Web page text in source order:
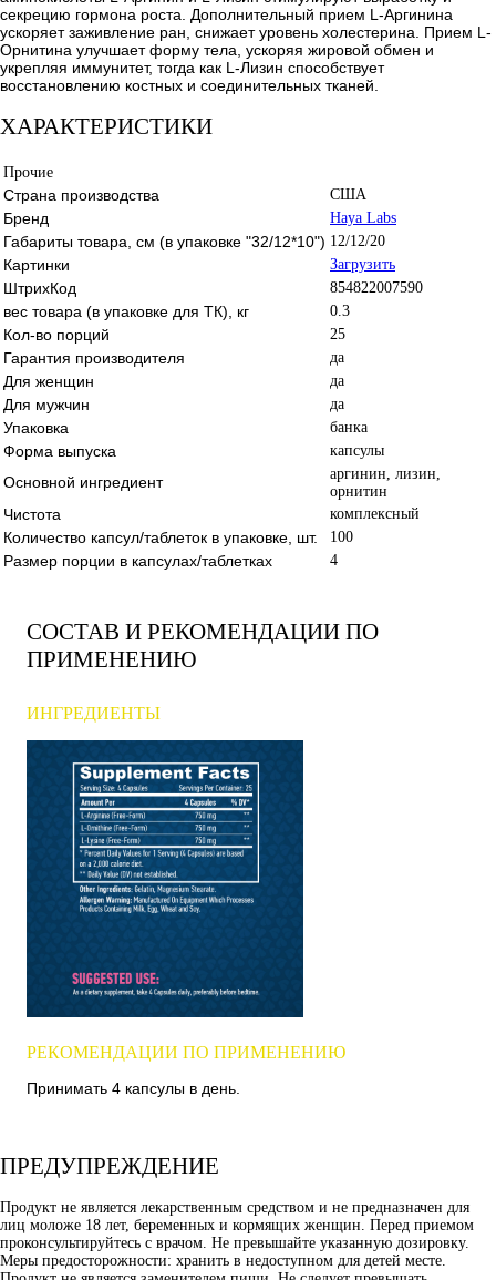
секрецию гормона роста. Дополнительный прием L-Аргинина
ускоряет заживление ран, снижает уровень холестерина. Прием L-
Орнитина улучшает форму тела, ускоряя жировой обмен и
укрепляя иммунитет, тогда как L-Лизин способствует
восстановлению костных и соединительных тканей.
ХАРАКТЕРИСТИКИ
Прочие
Страна производства США
Бренд Haya Labs
Габариты товара, см (в упаковке "32/12*10") 12/12/20
Картинки Загрузить
ШтрихКод 854822007590
вес товара (в упаковке для ТК), кг 0.3
Кол-во порций 25
Гарантия производителя да
Для женщин да
Для мужчин да
Упаковка банка
Форма выпуска капсулы
Основной ингредиент
аргинин, лизин,
орнитин
Чистота комплексный
Количество капсул/таблеток в упаковке, шт. 100
Размер порции в капсулах/таблетках 4
СОСТАВ И РЕКОМЕНДАЦИИ ПО
ПРИМЕНЕНИЮ
ИНГРЕДИЕНТЫ
РЕКОМЕНДАЦИИ ПО ПРИМЕНЕНИЮ
Принимать 4 капсулы в день.
ПРЕДУПРЕЖДЕНИЕ
Продукт не является лекарственным средством и не предназначен для
лиц моложе 18 лет, беременных и кормящих женщин. Перед приемом
проконсультируйтесь с врачом. Не превышайте указанную дозировку.
Меры предосторожности: хранить в недоступном для детей месте.